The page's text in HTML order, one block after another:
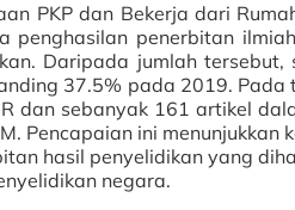
PKP dan Bekerja dari
penghasilan penerbitan
Daripada jumlah
37.5% pada 2019.
dan sebanyak 161 artikel
Pencapaian ini
hasil penyelidikan yang
negara.